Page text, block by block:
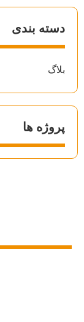
دسته بندی
بلاگ
پروژه ها